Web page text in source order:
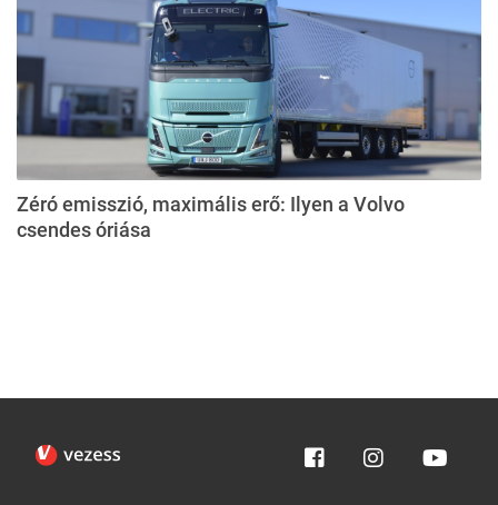
Zéró emisszió, maximális erő: Ilyen a Volvo
csendes óriása